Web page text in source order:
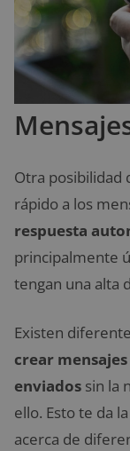
Otra posibilidad
rápido a los
respuesta
principalmente
tengan una alta
Existen
crear
enviados sin la
ello. Esto te da
acerca de